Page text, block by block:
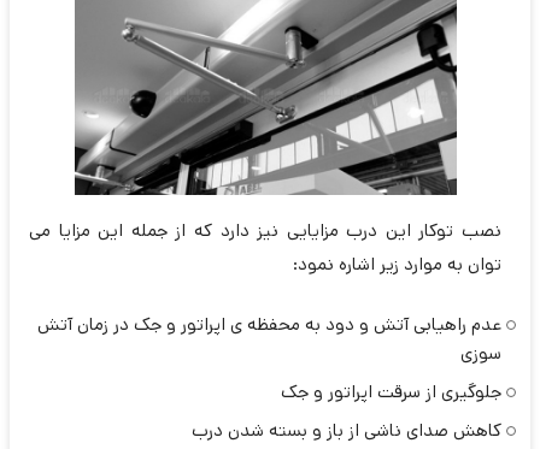
نصب توکار این درب مزایایی نیز دارد که از جمله این مزایا می
توان به موارد زیر اشاره نمود:
عدم راهیابی آتش و دود به محفظه ی اپراتور و جک در زمان آتش
سوزی
جلوگیری از سرقت اپراتور و جک
کاهش صدای ناشی از باز و بسته شدن درب